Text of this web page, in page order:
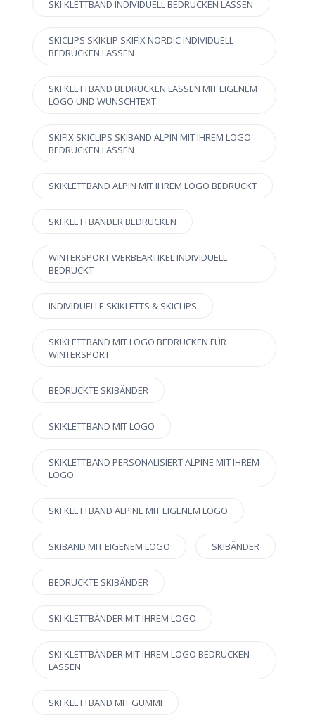
SKI KLETTBAND INDIVIDUELL BEDRUCKEN LASSEN
SKICLIPS SKIKLIP SKIFIX NORDIC INDIVIDUELL
BEDRUCKEN LASSEN
SKI KLETTBAND BEDRUCKEN LASSEN MIT EIGENEM
LOGO UND WUNSCHTEXT
SKIFIX SKICLIPS SKIBAND ALPIN MIT IHREM LOGO
BEDRUCKEN LASSEN
SKIKLETTBAND ALPIN MIT IHREM LOGO BEDRUCKT
SKI KLETTBÄNDER BEDRUCKEN
WINTERSPORT WERBEARTIKEL INDIVIDUELL
BEDRUCKT
INDIVIDUELLE SKIKLETTS & SKICLIPS
SKIKLETTBAND MIT LOGO BEDRUCKEN FÜR
WINTERSPORT
BEDRUCKTE SKIBÄNDER
SKIKLETTBAND MIT LOGO
SKIKLETTBAND PERSONALISIERT ALPINE MIT IHREM
LOGO
SKI KLETTBAND ALPINE MIT EIGENEM LOGO
SKIBAND MIT EIGENEM LOGO SKIBÄNDER
BEDRUCKTE SKIBÄNDER
SKI KLETTBÄNDER MIT IHREM LOGO
SKI KLETTBÄNDER MIT IHREM LOGO BEDRUCKEN
LASSEN
SKI KLETTBAND MIT GUMMI